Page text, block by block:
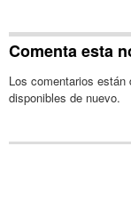
Comenta esta
Los comentarios
disponibles de nuevo.